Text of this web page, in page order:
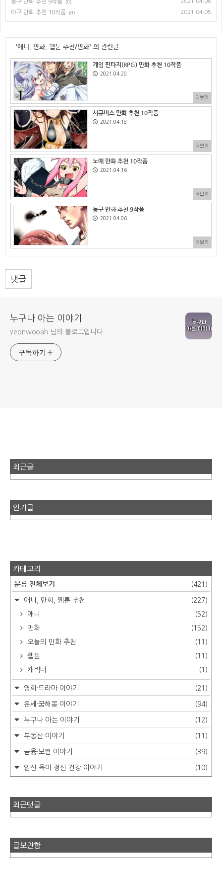
농구 만화 추천 9작품 (0) 2021.04.06
야구 만화 추천 10작품 (0) 2021.04.05
'애니, 만화, 웹툰 추천/만화' 의 관련글
게임 판타지(RPG) 만화 추천 10작품
2021.04.20
더보기
서큐버스 만화 추천 10작품
2021.04.18
더보기
노예 만화 추천 10작품
2021.04.16
더보기
농구 만화 추천 9작품
2021.04.06
더보기
댓글
누구나 아는 이야기
yeonwooah 님의 블로그입니다.
구독하기
최근글
인기글
카테고리
분류 전체보기 (421)
애니, 만화, 웹툰 추천
(227)
애니
(52)
만화
(152)
오늘의 만화 추천
(11)
웹툰
(11)
캐릭터
(1)
영화·드라마 이야기 (21)
운세·꿈해몽 이야기 (94)
누구나 아는 이야기 (12)
부동산 이야기 (11)
금융·보험 이야기 (39)
임신.육아.정신.건강 이야기 (10)
최근댓글
글보관함